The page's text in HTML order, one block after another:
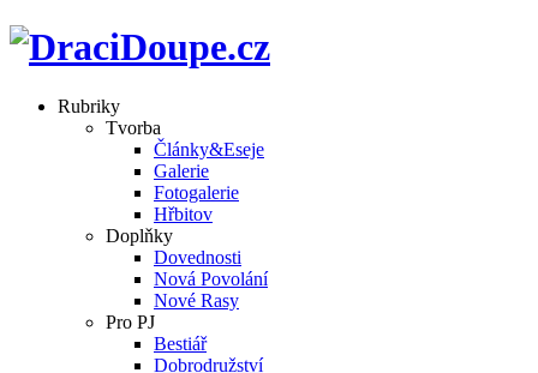
Rubriky
Tvorba
Články&Eseje
Galerie
Fotogalerie
Hřbitov
Doplňky
Dovednosti
Nová Povolání
Nové Rasy
Pro PJ
Bestiář
Dobrodružství